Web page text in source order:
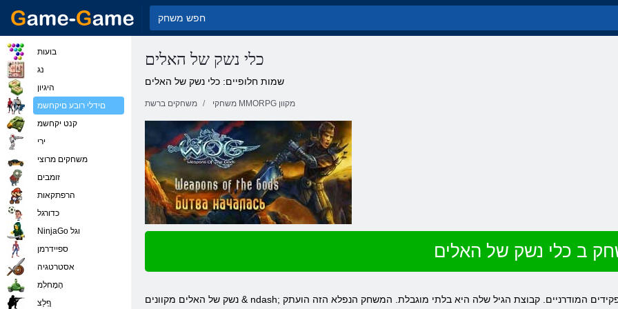
כלי נשק של האלים
שמות חלופיים: כלי נשק של האלים
משחקים ברשת משחקי MMORPG מקוון
ב כלי נשק של האלים
נשק של האלים מקוונים & ndash; משחק לגמרי בחינם באינטרנט של הדור הצעיר, שמתייחס למשחקי התפקידים המודרניים. קבוצת הגיל שלה היא בלתי מוגבלת. המשחק הנפלא הזה הועתק
בועות
נג
היגיון
םידלי רובע םיקחשמ
קנט יקחשמ
ירי
משחקים מרוצי
זומבים
הרפתקאות
כדורגל
NinjaGo וגל
ספיידרמן
אסטרטגיה
הָמָחלִמ
ףָלַצ